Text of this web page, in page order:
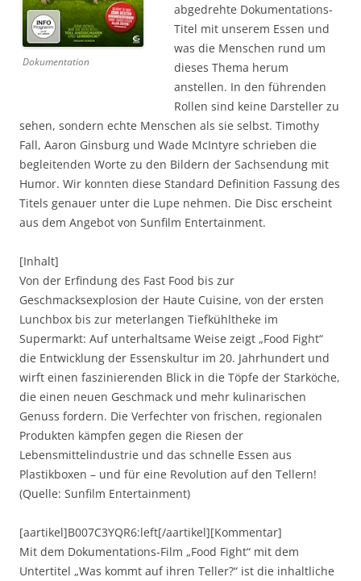
Dokumentation
abgedrehte Dokumentations-
Titel mit unserem Essen und
was die Menschen rund um
dieses Thema herum
anstellen. In den führenden
Rollen sind keine Darsteller zu
sehen, sondern echte Menschen als sie selbst. Timothy
Fall, Aaron Ginsburg und Wade McIntyre schrieben die
begleitenden Worte zu den Bildern der Sachsendung mit
Humor. Wir konnten diese Standard Definition Fassung des
Titels genauer unter die Lupe nehmen. Die Disc erscheint
aus dem Angebot von Sunfilm Entertainment.
[Inhalt]
Von der Erfindung des Fast Food bis zur
Geschmacksexplosion der Haute Cuisine, von der ersten
Lunchbox bis zur meterlangen Tiefkühltheke im
Supermarkt: Auf unterhaltsame Weise zeigt „Food Fight“
die Entwicklung der Essenskultur im 20. Jahrhundert und
wirft einen faszinierenden Blick in die Töpfe der Starköche,
die einen neuen Geschmack und mehr kulinarischen
Genuss fordern. Die Verfechter von frischen, regionalen
Produkten kämpfen gegen die Riesen der
Lebensmittelindustrie und das schnelle Essen aus
Plastikboxen – und für eine Revolution auf den Tellern!
(Quelle: Sunfilm Entertainment)
[aartikel]B007C3YQR6:left[/aartikel][Kommentar]
Mit dem Dokumentations-Film „Food Fight“ mit dem
Untertitel „Was kommt auf ihren Teller?“ ist die inhaltliche